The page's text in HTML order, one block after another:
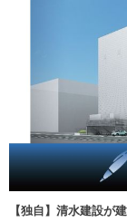
【独自】清水建設が